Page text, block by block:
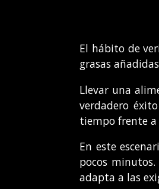
El hábito de
grasas añadidas
Llevar una
verdadero
tiempo frente
En este
pocos
adapta a las